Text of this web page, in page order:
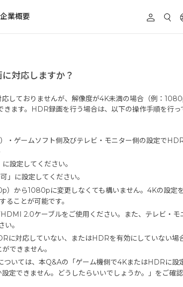
企業概要
対応しますか？
しておりませんが、解像度が4K未満の場合（例：
ます。HDR録画を行う場合は、以下の操作手順を行っ
・ゲームソフト側及びテレビ・モニター側の設定で
設定してください。
に設定してください。
）から1080pに変更しなくても構いません。4Kの設定
ことが可能です。
2.0ケーブルをご使用ください。また、テレビ・モ
。
に対応していない、またはHDRを有効にしていない場
できません。
いては、本Q&Aの「ゲーム機側で4KまたはHDRに設
定できません。どうしたらいいでしょうか。」をご確認